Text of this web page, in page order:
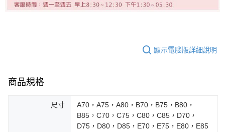
顯示電腦版詳細說明
商品規格
尺寸
A70，A75，A80，B70，B75，B80，
B85，C70，C75，C80，C85，D70，
D75，D80，D85，E70，E75，E80，E85